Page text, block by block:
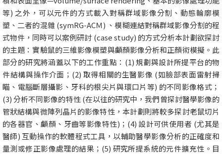
等) 之外，可以元件的方式載入對稱群域影像分割、動態輪廓模
塑、二者的混雜 (symRG-ACＭ) 、模糊連結對稱群域影像分割的程
式物件，同時可以案例研討 (case study) 的方式分析本計劃欲探討
的主題：實驗鼠的三維影像模塑與顱顏影像分析和正顏術模擬。此
部分的研究將涵蓋以下的工作重點：(1) 規劃與設計所提平台的物
件結構與操作介面；(2) 取得相關的生醫影像 (如臉部表面雷射掃
瞄、電腦斷層攝影、牙科的根尖片與環口片等) 的不同影像格式；
(3) 分析不同影像的特性 (在以往的研究中，我們曾探討醫學影像的
管狀結構與微陣列晶片的影像特性，本計劃則將較多探討老鼠切片
的各器官、顱顏、牙齒等影像特性)；(4) 設計可供使用者 (尤其是
醫師) 互動操作的軟體程式工具，以輔助醫學影像分析的正確度和
量測或修正影像處理的結果；(5) 研究所提系統的元件擴充性。目